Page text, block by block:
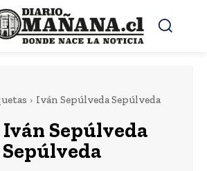
Iván Sepúlveda Sepúlveda
Iván Sepúlveda
Sepúlveda